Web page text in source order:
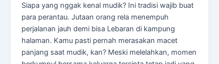
Siapa yang nggak kenal mudik? Ini tradisi wajib buat
para perantau. Jutaan orang rela menempuh
perjalanan jauh demi bisa Lebaran di kampung
halaman. Kamu pasti pernah merasakan macet
panjang saat mudik, kan? Meski melelahkan, momen